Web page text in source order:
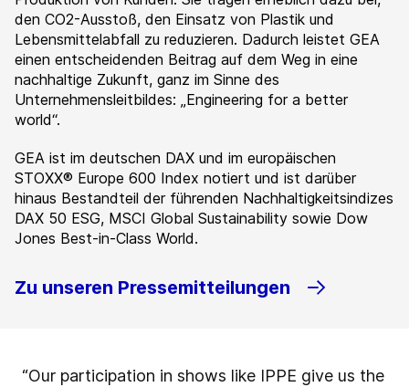
den CO2-Ausstoß, den Einsatz von Plastik und
Lebensmittelabfall zu reduzieren. Dadurch leistet GEA
einen entscheidenden Beitrag auf dem Weg in eine
nachhaltige Zukunft, ganz im Sinne des
Unternehmensleitbildes: „Engineering for a better
world“.
GEA ist im deutschen DAX und im europäischen
STOXX® Europe 600 Index notiert und ist darüber
hinaus Bestandteil der führenden Nachhaltigkeitsindizes
DAX 50 ESG, MSCI Global Sustainability sowie Dow
Jones Best-in-Class World.
Zu unseren Pressemitteilungen
“Our participation in shows like IPPE give us the